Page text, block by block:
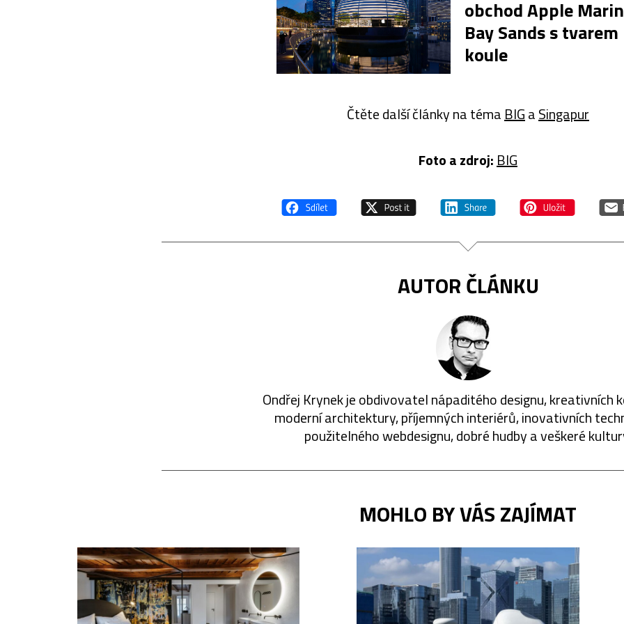
obchod Apple
Bay Sands s tvarem
koule
Čtěte další články na téma BIGaSingapur
Foto a zdroj: BIG
AUTOR ČLÁNKU
Ondřej Krynek je obdivovatel nápaditého designu, kreativních
moderní architektury, příjemných interiérů, inovativních
použitelného webdesignu, dobré hudby a veškeré
MOHLO BY VÁS ZAJÍMAT